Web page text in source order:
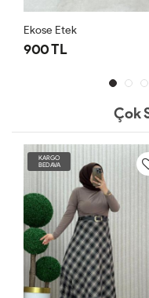
Ekose Etek
900 TL
Çok
KARGO
BEDAVA